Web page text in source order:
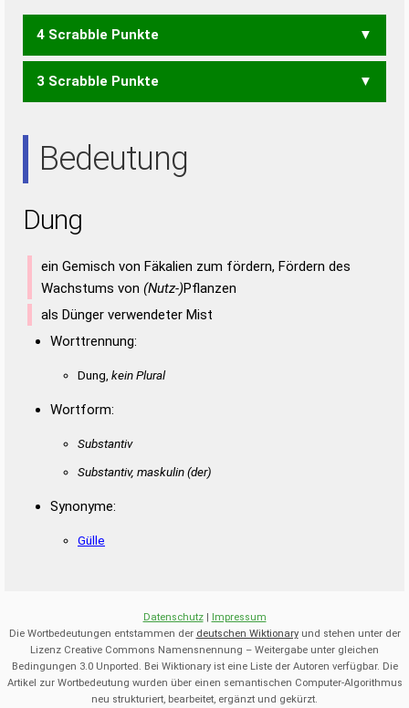
Universalwörterbuch
4 Scrabble Punkte
GNU
3 Scrabble Punkte
Bedeutung
Dung
ein Gemisch von Fäkalien zum fördern, Fördern des
Wachstums von (Nutz-)Pflanzen
als Dünger verwendeter Mist
Worttrennung:
Dung, kein Plural
Wortform:
Substantiv
Substantiv, maskulin(der)
Synonyme:
Gülle
Datenschutz| Impressum
Die Wortbedeutungen entstammen der deutschen Wiktionaryund stehen unter der
Lizenz Creative Commons Namensnennung – Weitergabe unter gleichen
Bedingungen 3.0 Unported. Bei Wiktionary ist eine Liste der Autoren verfügbar. Die
Artikel zur Wortbedeutung wurden über einen semantischen Computer-Algorithmus
neu strukturiert, bearbeitet, ergänzt und gekürzt.